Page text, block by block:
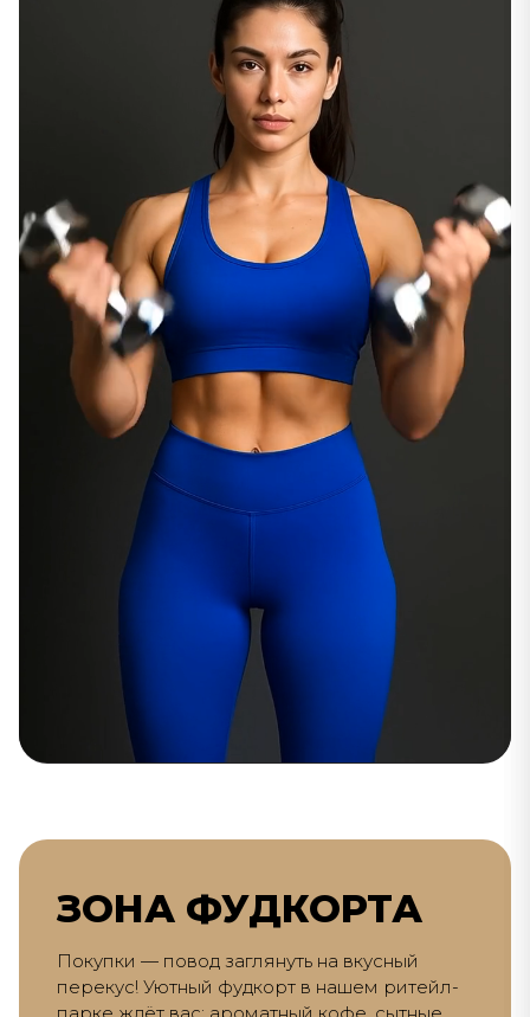
ЗОНА ФУДКОРТА
Покупки — повод заглянуть на вкусный
перекус! Уютный фудкорт в нашем ритейл-
парке ждёт вас: ароматный кофе, сытные